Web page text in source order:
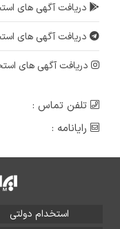
دریافت آگهی های
دریافت آگهی های
دریافت آگهی های
تلفن تماس :
رایانامه :
استخدام دولتی